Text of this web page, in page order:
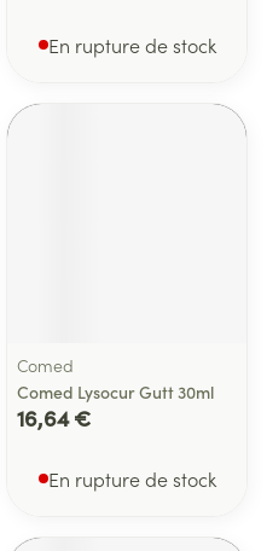
En rupture de stock
Comed
Comed Lysocur Gutt 30ml
16,64 €
En rupture de stock